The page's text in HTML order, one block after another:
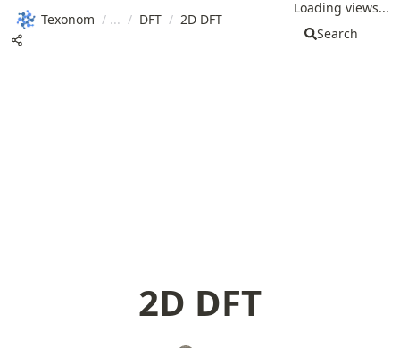
Texonom / / DFT / 2D DFT
Loading views...
Search
2D DFT